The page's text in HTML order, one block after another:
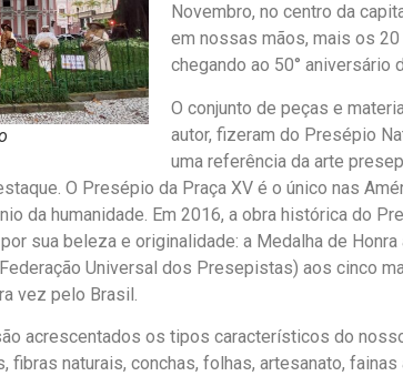
Novembro, no centro da
em nossas mãos, mais os
chegando ao 50° aniversário
O conjunto de peças e
autor, fizeram do Presépio
uma referência da arte
O Presépio da Praça XV é o único nas
da humanidade. Em 2016, a obra histórica do
sua beleza e originalidade: a Medalha de
Universal dos Presepistas) aos cinco
vez pelo Brasil.
acrescentados os tipos característicos do
naturais, conchas, folhas, artesanato,